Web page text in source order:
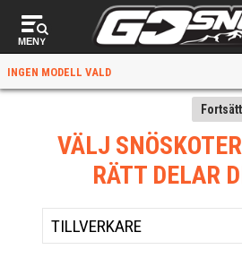
MENY
INGEN MODELL VALD
VÄLJ
RÄTT DELAR